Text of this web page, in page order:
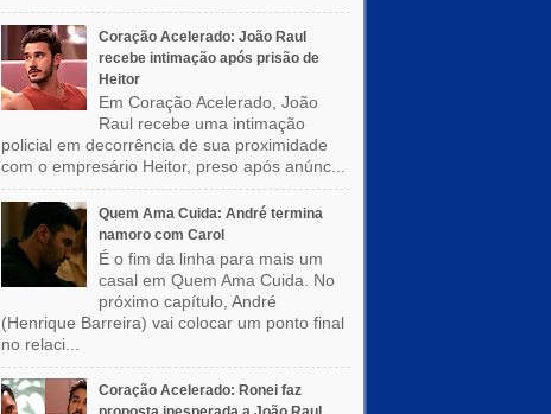
Coração Acelerado: João Raul
recebe intimação após prisão de
Heitor
Em Coração Acelerado, João
Raul recebe uma intimação
policial em decorrência de sua proximidade
com o empresário Heitor, preso após anúnc...
Quem Ama Cuida: André termina
namoro com Carol
É o fim da linha para mais um
casal em Quem Ama Cuida. No
próximo capítulo, André
(Henrique Barreira) vai colocar um ponto final
no relaci...
Coração Acelerado: Ronei faz